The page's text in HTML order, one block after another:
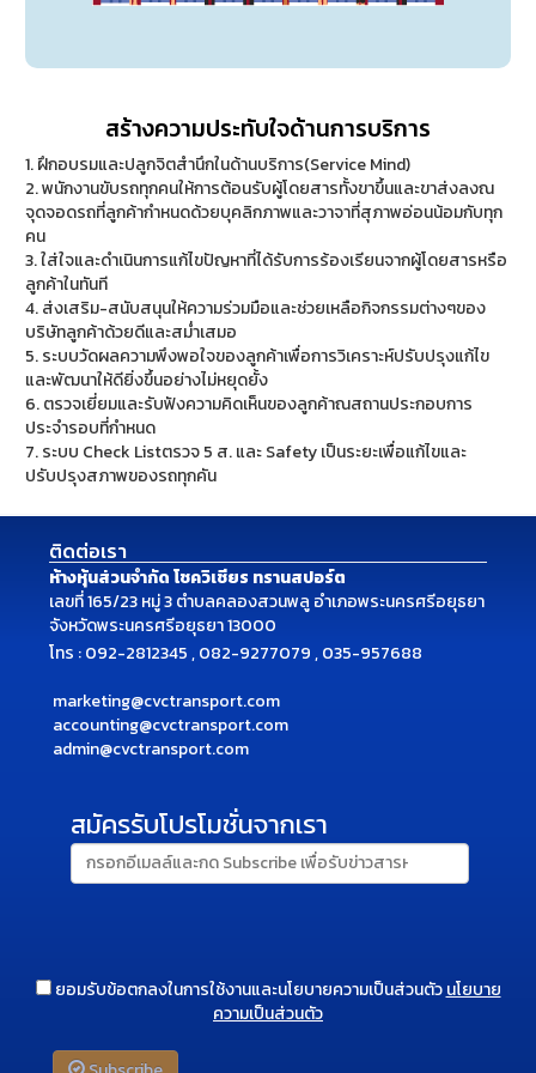
สร้างความประทับใจด้านการบริการ
1. ฝึกอบรมและปลูกจิตสำนึกในด้านบริการ(Service Mind)
2. พนักงานขับรถทุกคนให้การต้อนรับผู้โดยสารทั้งขาขึ้นและขาส่งลงณ
จุดจอดรถที่ลูกค้ากำหนดด้วยบุคลิกภาพและวาจาที่สุภาพอ่อนน้อมกับทุก
คน
3. ใส่ใจและดำเนินการแก้ไขปัญหาที่ได้รับการร้องเรียนจากผู้โดยสารหรือ
ลูกค้าในทันที
4. ส่งเสริม-สนับสนุนให้ความร่วมมือและช่วยเหลือกิจกรรมต่างๆของ
บริษัทลูกค้าด้วยดีและสม่ำเสมอ
5. ระบบวัดผลความพึงพอใจของลูกค้าเพื่อการวิเคราะห์ปรับปรุงแก้ไข
และพัฒนาให้ดียิ่งขึ้นอย่างไม่หยุดยั้ง
6. ตรวจเยี่ยมและรับฟังความคิดเห็นของลูกค้าณสถานประกอบการ
ประจำรอบที่กำหนด
7. ระบบ Check Listตรวจ 5 ส. และ Safety เป็นระยะเพื่อแก้ไขและ
ปรับปรุงสภาพของรถทุกคัน
ติดต่อเรา
ห้างหุ้นส่วนจำกัด โชควิเชียร ทรานสปอร์ต
เลขที่ 165/23 หมู่ 3 ตำบลคลองสวนพลู อำเภอพระนครศรีอยุธยา
จังหวัดพระนครศรีอยุธยา 13000
โทร : 092-2812345 , 082-9277079 , 035-957688
marketing@cvctransport.com
accounting@cvctransport.com
admin@cvctransport.com
สมัครรับโปรโมชั่นจากเรา
ยอมรับข้อตกลงในการใช้งานและนโยบายความเป็นส่วนตัว นโยบาย
ความเป็นส่วนตัว